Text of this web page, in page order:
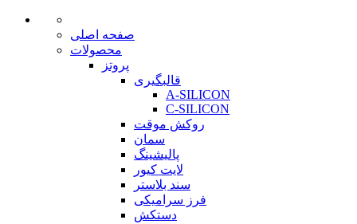
صفحه اصلی
محصولات
پروتز
قالبگیری
A-SILICON
C-SILICON
روکش موقت
سمان
پالیشینگ
لایت کیور
سند بلاستر
فرز سرامیکی
دستکش